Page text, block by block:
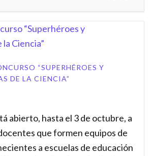
“SUPERHÉROES Y
DE LA CIENCIA”
abierto, hasta el 3 de octubre, a
que formen equipos de
a escuelas de educación